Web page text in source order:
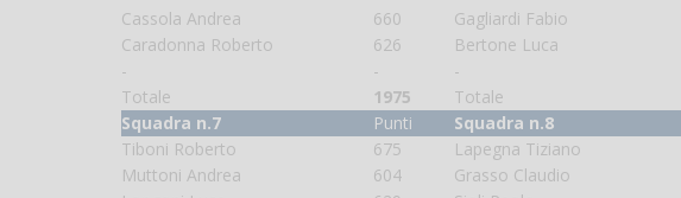
Cassola Andrea
660 Gagliardi Fabio
Caradonna Roberto
626 Bertone Luca
-
- -
Totale
1975 Totale
Squadra n.7
Punti Squadra n.8
Tiboni Roberto
675 Lapegna Tiziano
Muttoni Andrea
604 Grasso Claudio